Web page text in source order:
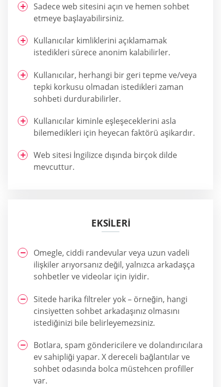
Sadece web sitesini açın ve hemen sohbet
etmeye başlayabilirsiniz.
Kullanıcılar kimliklerini açıklamamak
istedikleri sürece anonim kalabilirler.
Kullanıcılar, herhangi bir geri tepme ve/veya
tepki korkusu olmadan istedikleri zaman
sohbeti durdurabilirler.
Kullanıcılar kiminle eşleşeceklerini asla
bilemedikleri için heyecan faktörü aşikardır.
Web sitesi İngilizce dışında birçok dilde
mevcuttur.
EKSILERI
Omegle, ciddi randevular veya uzun vadeli
ilişkiler arıyorsanız değil, yalnızca arkadaşça
sohbetler ve videolar için iyidir.
Sitede harika filtreler yok – örneğin, hangi
cinsiyetten sohbet arkadaşınız olmasını
istediğinizi bile belirleyemezsiniz.
Botlara, spam göndericilere ve dolandırıcılara
ev sahipliği yapar. X dereceli bağlantılar ve
sohbet odasında bolca müstehcen profiller
var.